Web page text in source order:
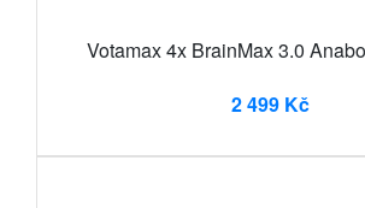
Votamax 4x BrainMax 3.0
2 499 Kč